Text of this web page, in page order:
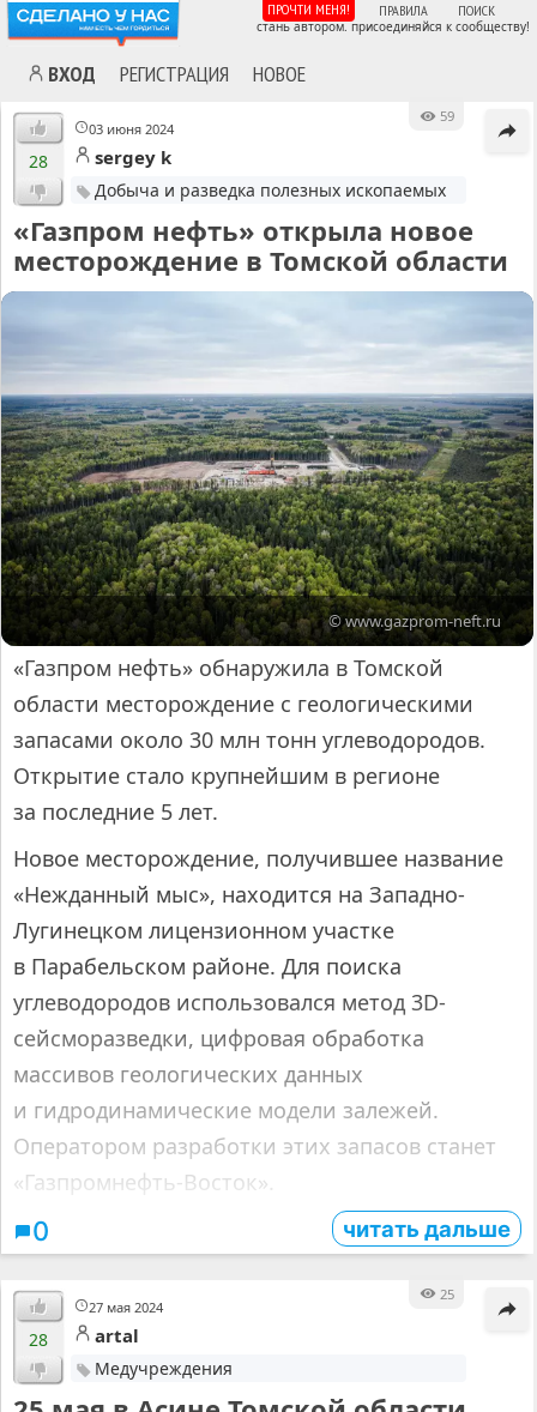
ВХОД РЕГИСТРАЦИЯ НОВОЕ
ПРОЧТИ МЕНЯ! ПРАВИЛА ПОИСК
стань автором. присоединяйся к сообществу!
03 июня 2024
59
28 sergey k
Добыча и разведка полезных ископаемых
«Газпром нефть» открыла новое
месторождение в Томской области
© www.gazprom-neft.ru
«Газпром нефть» обнаружила в Томской
области месторождение с геологическими
запасами около 30 млн тонн углеводородов.
Открытие стало крупнейшим в регионе
за последние 5 лет.
Новое месторождение, получившее название
«Нежданный мыс», находится на Западно-
Лугинецком лицензионном участке
в Парабельском районе. Для поиска
углеводородов использовался метод 3D-
сейсморазведки, цифровая обработка
массивов геологических данных
и гидродинамические модели залежей.
Оператором разработки этих запасов станет
«Газпромнефть-Восток».
0 читать дальше
27 мая 2024
25
28 artal
Медучреждения